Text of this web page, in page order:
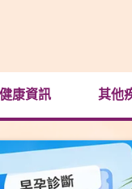
健康資訊 其他